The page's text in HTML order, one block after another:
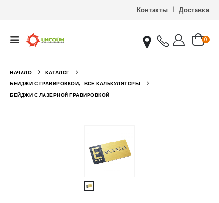
Контакты Доставка
0
НАЧАЛО
КАТАЛОГ
БЕЙДЖИ С ГРАВИРОВКОЙ, ВСЕ КАЛЬКУЛЯТОРЫ
БЕЙДЖИ С ЛАЗЕРНОЙ ГРАВИРОВКОЙ